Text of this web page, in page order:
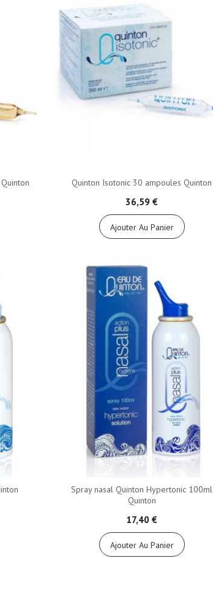
Quinton Isotonic 30 ampoules Quinton
36,59 €
Ajouter Au Panier
Spray nasal Quinton Hypertonic 100ml
Quinton
17,40 €
Ajouter Au Panier